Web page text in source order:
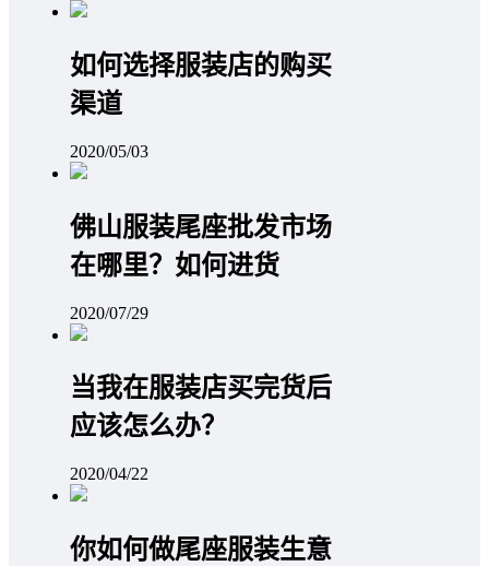
如何选择服装店的购买
渠道
2020/05/03
佛山服装尾座批发市场
在哪里？如何进货
2020/07/29
当我在服装店买完货后
应该怎么办？
2020/04/22
你如何做尾座服装生意